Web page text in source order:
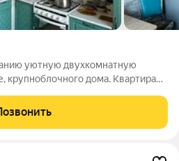
уютную двухкомнатную
крупноблочного дома. Квартира
и в большой комнате,
потолки, на